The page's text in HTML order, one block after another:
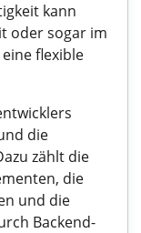
kann
oder sogar im
flexible
die
zählt die
die
und die
Backend-